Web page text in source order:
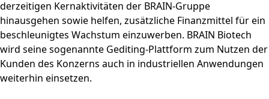
derzeitigen Kernaktivitäten der BRAIN-Gruppe
hinausgehen sowie helfen, zusätzliche Finanzmittel für ein
beschleunigtes Wachstum einzuwerben. BRAIN Biotech
wird seine sogenannte Gediting-Plattform zum Nutzen der
Kunden des Konzerns auch in industriellen Anwendungen
weiterhin einsetzen.